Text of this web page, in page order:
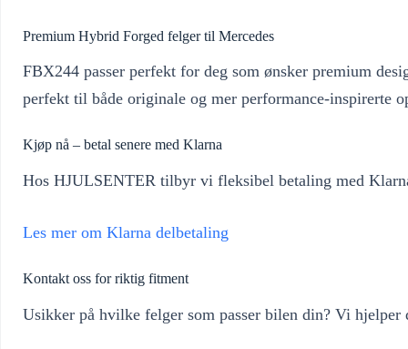
Premium Hybrid Forged felger til Mercedes
FBX244 passer perfekt for deg som ønsker premium
perfekt til både originale og mer performance-inspirerte
Kjøp nå – betal senere med Klarna
Hos HJULSENTER tilbyr vi fleksibel betaling med
Les mer om Klarna delbetaling
Kontakt oss for riktig fitment
Usikker på hvilke felger som passer bilen din? Vi